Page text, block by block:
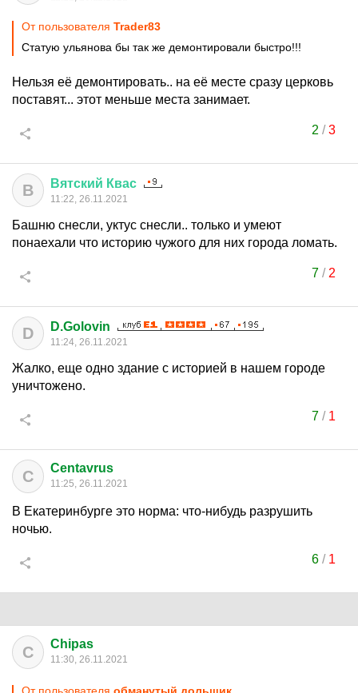
От пользователя Trader83
Статую ульянова бы так же демонтировали быстро!!!
Нельзя её демонтировать.. на её месте сразу церковь
поставят... этот меньше места занимает.
2 /3
В Вятский Квас
11:22, 26.11.2021
Башню снесли, уктус снесли.. только и умеют
понаехали что историю чужого для них города ломать.
7/ 2
D D.Golovin
11:24, 26.11.2021
Жалко, еще одно здание с историей в нашем городе
уничтожено.
7/ 1
C Centavrus
11:25, 26.11.2021
В Екатеринбурге это норма: что-нибудь разрушить
ночью.
6/ 1
C Chipas
11:30, 26.11.2021